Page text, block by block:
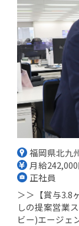
福岡県北九
月給
正社員
＞＞【賞与3.8
しの提案営業
ビー)エージェ